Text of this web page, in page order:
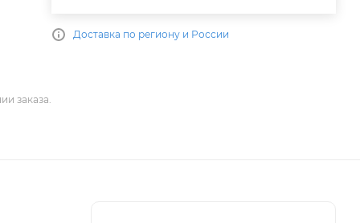
Доставка по региону и России
заказа.